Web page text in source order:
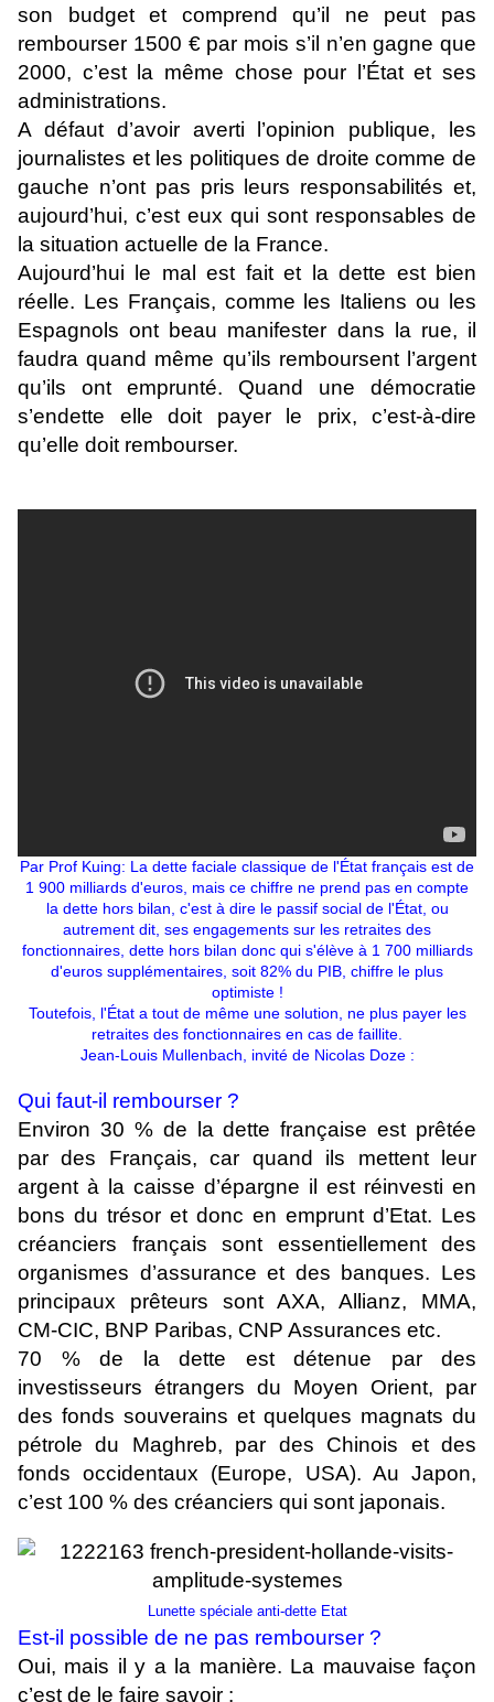
son budget et comprend qu’il ne peut pas
rembourser 1500 € par mois s’il n’en gagne que
2000, c’est la même chose pour l’État et ses
administrations.
A défaut d’avoir averti l’opinion publique, les
journalistes et les politiques de droite comme de
gauche n’ont pas pris leurs responsabilités et,
aujourd’hui, c’est eux qui sont responsables de
la situation actuelle de la France.
Aujourd’hui le mal est fait et la dette est bien
réelle. Les Français, comme les Italiens ou les
Espagnols ont beau manifester dans la rue, il
faudra quand même qu’ils remboursent l’argent
qu’ils ont emprunté. Quand une démocratie
s’endette elle doit payer le prix, c’est-à-dire
qu’elle doit rembourser.
Par Prof Kuing: La dette faciale classique de l'État français est de
1 900 milliards d'euros, mais ce chiffre ne prend pas en compte
la dette hors bilan, c'est à dire le passif social de l'État, ou
autrement dit, ses engagements sur les retraites des
fonctionnaires, dette hors bilan donc qui s'élève à 1 700 milliards
d'euros supplémentaires, soit 82% du PIB, chiffre le plus
optimiste !
Toutefois, l'État a tout de même une solution, ne plus payer les
retraites des fonctionnaires en cas de faillite.
Jean-Louis Mullenbach, invité de Nicolas Doze :
Qui faut-il rembourser ?
Environ 30 % de la dette française est prêtée
par des Français, car quand ils mettent leur
argent à la caisse d’épargne il est réinvesti en
bons du trésor et donc en emprunt d’Etat. Les
créanciers français sont essentiellement des
organismes d’assurance et des banques. Les
principaux prêteurs sont AXA, Allianz, MMA,
CM-CIC, BNP Paribas, CNP Assurances etc.
70 % de la dette est détenue par des
investisseurs étrangers du Moyen Orient, par
des fonds souverains et quelques magnats du
pétrole du Maghreb, par des Chinois et des
fonds occidentaux (Europe, USA). Au Japon,
c’est 100 % des créanciers qui sont japonais.
Lunette spéciale anti-dette Etat
Est-il possible de ne pas rembourser ?
Oui, mais il y a la manière. La mauvaise façon
c’est de le faire savoir :